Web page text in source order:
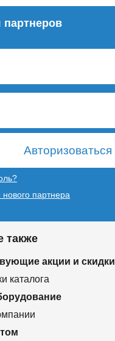
партнеров
Авторизоваться
нового партнера
также
акции и скидки
каталога